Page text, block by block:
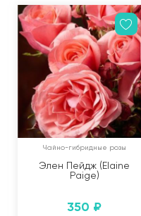
Чайно-гибридные розы
Элен Пейдж (Elaine
Paige)
350 ₽